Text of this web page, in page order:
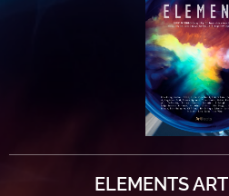
ELEMENTS ART